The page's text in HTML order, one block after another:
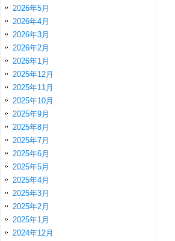
2026年5月
2026年4月
2026年3月
2026年2月
2026年1月
2025年12月
2025年11月
2025年10月
2025年9月
2025年8月
2025年7月
2025年6月
2025年5月
2025年4月
2025年3月
2025年2月
2025年1月
2024年12月